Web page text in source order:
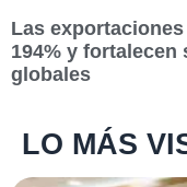
Las
194% y fortalecen
globales
LO MÁS